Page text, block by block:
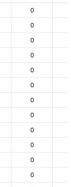
0
0
0
0
0
0
0
0
0
0
0
0